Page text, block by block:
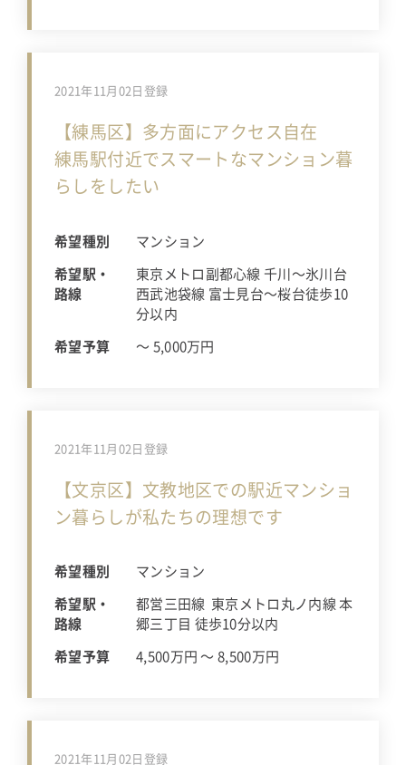
2021年11月02日登録
【練馬区】多方面にアクセス自在
練馬駅付近でスマートなマンション暮
らしをしたい
希望種別
マンション
希望駅・
路線
東京メトロ副都心線 千川〜氷川台
西武池袋線 富士見台〜桜台徒歩10
分以内
希望予算
〜 5,000万円
2021年11月02日登録
【文京区】文教地区での駅近マンショ
ン暮らしが私たちの理想です
希望種別
マンション
希望駅・
路線
都営三田線 東京メトロ丸ノ内線 本
郷三丁目 徒歩10分以内
希望予算
4,500万円 〜 8,500万円
2021年11月02日登録